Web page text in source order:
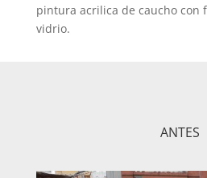
pintura acrilica de caucho con
vidrio.
ANTES